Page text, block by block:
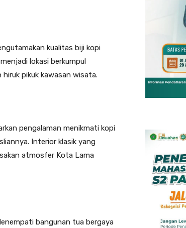
kualitas biji kopi
lokasi berkumpul
pikuk kawasan wisata.
pengalaman menikmati kopi
Interior klasik yang
atmosfer Kota Lama
bangunan tua bergaya